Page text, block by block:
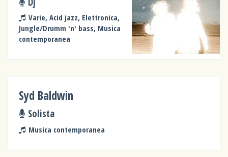
Varie, Acid jazz, Elettronica,
Jungle/Drumm 'n' bass, Musica
contemporanea
Syd Baldwin
Solista
Musica contemporanea